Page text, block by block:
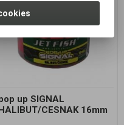
up SIGNAL
CESNAK 16mm